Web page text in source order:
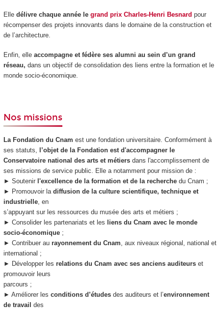
Elle délivre chaque année le grand prix Charles-Henri Besnard pour
récompenser des projets innovants dans le domaine de la construction et
de l’architecture.
Enfin, elle accompagne et fédère ses alumni au sein d’un grand
réseau, dans un objectif de consolidation des liens entre la formation et le
monde socio-économique.
Nos missions
La Fondation du Cnam est une fondation universitaire. Conformément à
ses statuts,
l’objet de la Fondation est d'accompagner le
Conservatoire national des arts et métiersdans l'accomplissement de
ses missions de service public. Elle a notamment pour mission de :
► Soutenir l'excellence de la formation et de la recherche du Cnam ;
► Promouvoir la diffusion de la culture scientifique, technique et
industrielle, en
s’appuyant sur les ressources du musée des arts et métiers ;
► Consolider les partenariats et les
liens du Cnam avec le monde
socio-économique;
► Contribuer au rayonnement du Cnam, aux niveaux régional, national et
international ;
► Développer les relations du Cnam avec ses anciens auditeurset
promouvoir leurs
parcours ;
► Améliorer les conditions d’étudesdes auditeurs et l’environnement
de travail des